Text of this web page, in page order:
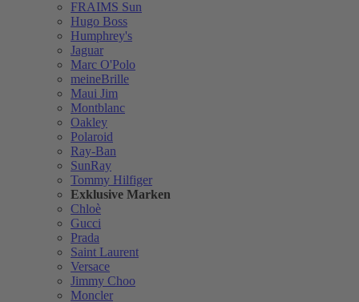
FRAIMS Sun
Hugo Boss
Humphrey's
Jaguar
Marc O'Polo
meineBrille
Maui Jim
Montblanc
Oakley
Polaroid
Ray-Ban
SunRay
Tommy Hilfiger
Exklusive Marken
Chloè
Gucci
Prada
Saint Laurent
Versace
Jimmy Choo
Moncler